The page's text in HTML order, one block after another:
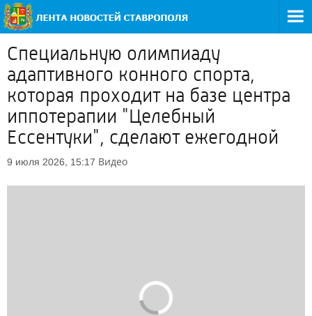
Специальную олимпиаду
адаптивного конного спорта,
которая проходит на базе центра
иппотерапии "Целебный
Ессентуки", сделают ежегодной
9 июля 2026, 15:17 Видео